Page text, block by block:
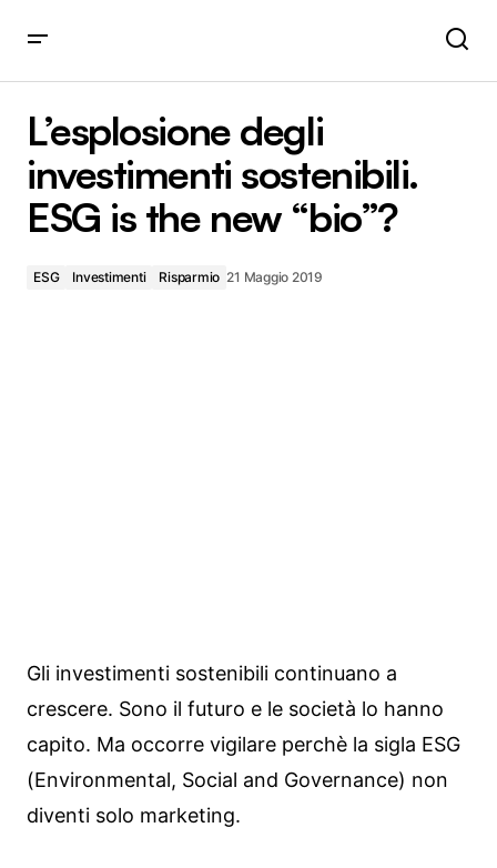
L’esplosione degli
investimenti sostenibili.
ESG is the new “bio”?
ESG Investimenti Risparmio 21 Maggio 2019
Gli investimenti sostenibili continuano a
crescere. Sono il futuro e le società lo hanno
capito. Ma occorre vigilare perchè la sigla ESG
(Environmental, Social and Governance) non
diventi solo marketing.